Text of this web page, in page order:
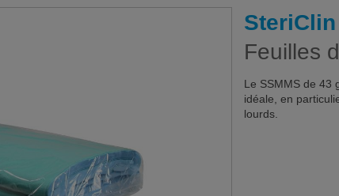
SteriClin
Feuilles
Le SSMMS de 43
idéale, en
lourds.